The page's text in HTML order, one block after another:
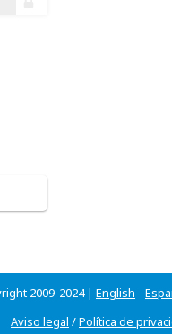
2009-2024 | English -
Aviso legal /Política de